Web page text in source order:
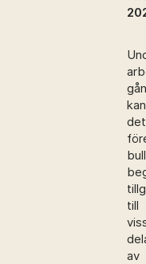
kan
det
till
av